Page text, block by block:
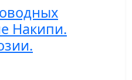
Накипи.